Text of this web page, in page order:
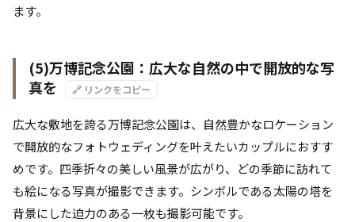
ます。
(5)万博記念公園：広大な自然の中で開放的な写
真を
🔗 リンクをコピー
広大な敷地を誇る万博記念公園は、自然豊かなロケーション
で開放的なフォトウェディングを叶えたいカップルにおすす
めです。四季折々の美しい風景が広がり、どの季節に訪れて
も絵になる写真が撮影できます。シンボルである太陽の塔を
背景にした迫力のある一枚も撮影可能です。